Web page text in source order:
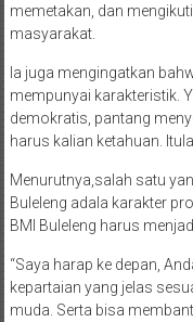
memetakan, dan
masyarakat.
Ia juga mengingatkan
mempunyai karakteristik.
demokratis, pantang
harus kalian ketahuan.
Menurutnya,salah satu
Buleleng adala karakter
BMI Buleleng harus
“Saya harap ke depan,
kepartaian yang jelas
muda. Serta bisa